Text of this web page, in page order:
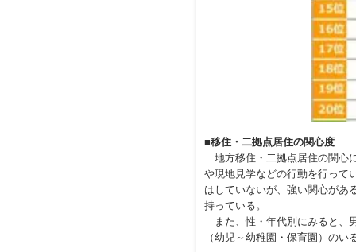
■移住・二拠点居住の関心度
地方移住・二拠点居住の関心
や現地見学などの行動を行って
はしていないが、強い関心があ
持っている。
また、性・年代別にみると、
（幼児～幼稚園・保育園）の